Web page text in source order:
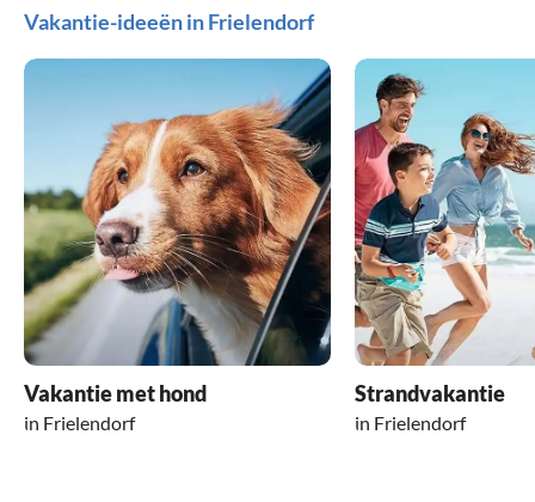
Vakantie-ideeën in Frielendorf
Vakantie met hond
in Frielendorf
Strandvakantie
in Frielendorf